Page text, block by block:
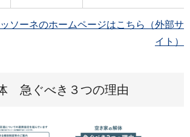
ソーネのホームページはこちら（外部サ
イト）
急ぐべき３つの理由